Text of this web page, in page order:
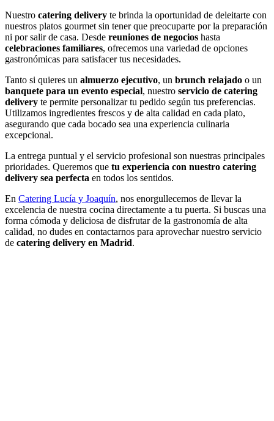
Nuestro catering delivery te brinda la oportunidad de deleitarte con
nuestros platos gourmet sin tener que preocuparte por la preparación
ni por salir de casa. Desde reuniones de negocios hasta
celebraciones familiares, ofrecemos una variedad de opciones
gastronómicas para satisfacer tus necesidades.
Tanto si quieres un almuerzo ejecutivo, un brunch relajado o un
banquete para un evento especial, nuestro servicio de catering
delivery te permite personalizar tu pedido según tus preferencias.
Utilizamos ingredientes frescos y de alta calidad en cada plato,
asegurando que cada bocado sea una experiencia culinaria
excepcional.
La entrega puntual y el servicio profesional son nuestras principales
prioridades. Queremos que tu experiencia con nuestro catering
delivery sea perfecta en todos los sentidos.
En Catering Lucía y Joaquín, nos enorgullecemos de llevar la
excelencia de nuestra cocina directamente a tu puerta. Si buscas una
forma cómoda y deliciosa de disfrutar de la gastronomía de alta
calidad, no dudes en contactarnos para aprovechar nuestro servicio
de catering delivery en Madrid.